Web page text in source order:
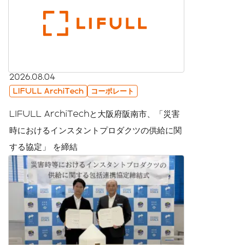
2026.08.04
LIFULL ArchiTech コーポレート
LIFULL ArchiTechと大阪府阪南市、「災害
時におけるインスタントプロダクツの供給に関
する協定」 を締結